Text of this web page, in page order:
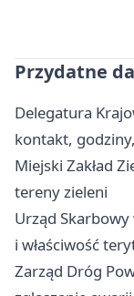
Przydatne
Delegatura
kontakt,
Miejski Zakład
tereny zieleni
Urząd Skarbowy
i właściwość
Zarząd Dróg